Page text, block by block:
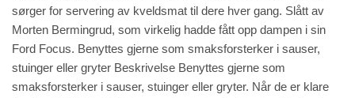
sørger for servering av kveldsmat til dere hver gang. Slått av
Morten Bermingrud, som virkelig hadde fått opp dampen i sin
Ford Focus. Benyttes gjerne som smaksforsterker i sauser,
stuinger eller gryter Beskrivelse Benyttes gjerne som
smaksforsterker i sauser, stuinger eller gryter. Når de er klare